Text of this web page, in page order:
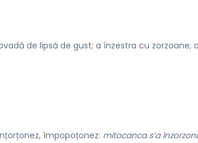
de lipsă de gust; a înzestra cu zorzoane;
împopoțonez: mitocanca s’a